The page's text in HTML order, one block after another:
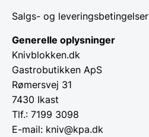
Salgs- og leveringsbetingelser
Generelle oplysninger
Knivblokken.dk
Gastrobutikken ApS
Rømersvej 31
7430 Ikast
Tlf.: 7199 3098
E-mail: kniv@kpa.dk